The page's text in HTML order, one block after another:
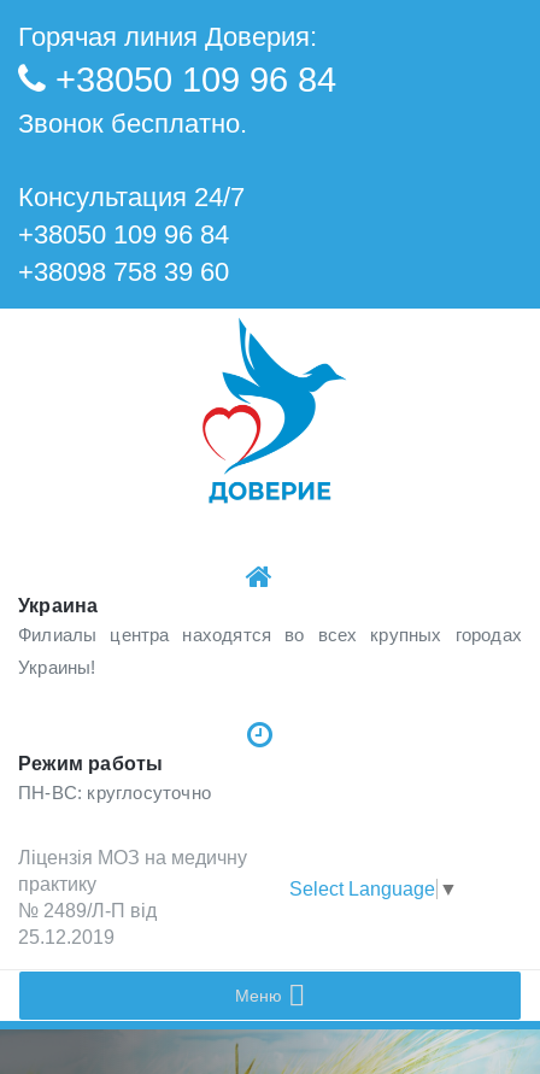
Горячая линия Доверия:
+38050 109 96 84
Звонок бесплатно.
Консультация 24/7
+38050 109 96 84
+38098 758 39 60
Украина
Филиалы центра находятся во всех крупных городах
Украины!
Режим работы
ПН-ВС: круглосуточно
Лiцензiя МОЗ на медичну
практику
№ 2489/Л-П вiд
25.12.2019
Select Language ▼
Меню